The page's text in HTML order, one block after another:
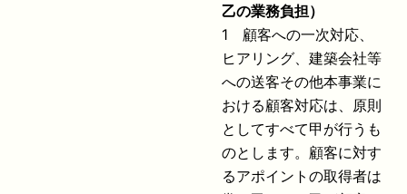
乙の業務負担）
1 顧客への一次対応、
ヒアリング、建築会社等
への送客その他本事業に
おける顧客対応は、原則
としてすべて甲が行うも
のとします。顧客に対す
るアポイントの取得者は